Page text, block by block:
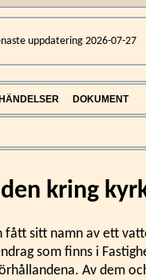
uppdatering 2026-07-27
HÄNDELSER DOKUMENT
kring
sitt namn av ett
som finns i
Av dem